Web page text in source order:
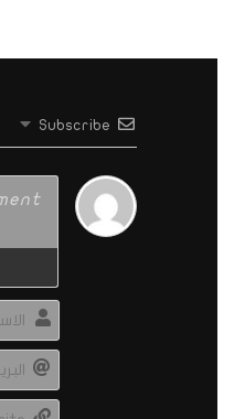
Subscribe